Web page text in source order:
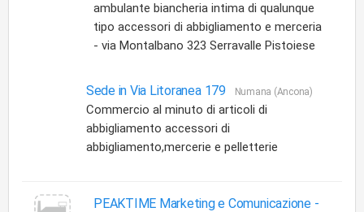
ambulante biancheria intima di qualunque
tipo accessori di abbigliamento e merceria
- via Montalbano 323 Serravalle Pistoiese
Sede in Via Litoranea 179 Numana (Ancona)
Commercio al minuto di articoli di
abbigliamento accessori di
abbigliamento,mercerie e pelletterie
PEAKTIME Marketing e Comunicazione -